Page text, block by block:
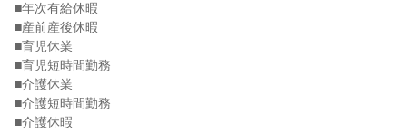
■年次有給休暇
■産前産後休暇
■育児休業
■育児短時間勤務
■介護休業
■介護短時間勤務
■介護休暇